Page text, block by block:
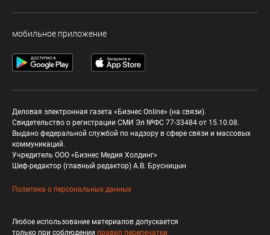
мобильное приложение
Деловая электронная газета «Бизнес Online» (на связи).
Свидетельство о регистрации СМИ Эл №ФС 77-33484 от 15.10.08.
Выдано федеральной службой по надзору в сфере связи и массовых
коммуникаций.
Учредитель ООО «Бизнес Медия Холдинг»
Шеф-редактор (главный редактор) А.В. Брусницын
Политика о персональных данных
Любое использование материалов допускается
только при соблюдении правил перепечатки